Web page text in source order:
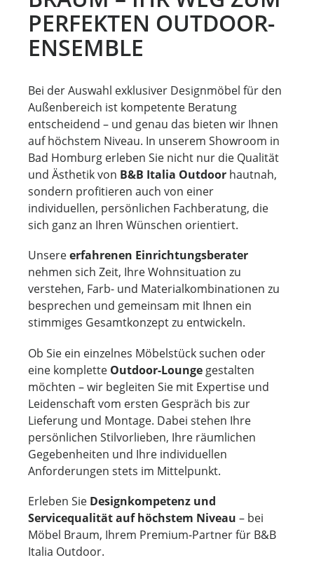
PERFEKTEN OUTDOOR-
ENSEMBLE
Bei der Auswahl exklusiver Designmöbel für den
Außenbereich ist kompetente Beratung
entscheidend – und genau das bieten wir Ihnen
auf höchstem Niveau. In unserem Showroom in
Bad Homburg erleben Sie nicht nur die Qualität
und Ästhetik von B&B Italia Outdoor hautnah,
sondern profitieren auch von einer
individuellen, persönlichen Fachberatung, die
sich ganz an Ihren Wünschen orientiert.
Unsereerfahrenen Einrichtungsberater
nehmen sich Zeit, Ihre Wohnsituation zu
verstehen, Farb- und Materialkombinationen zu
besprechen und gemeinsam mit Ihnen ein
stimmiges Gesamtkonzept zu entwickeln.
Ob Sie ein einzelnes Möbelstück suchen oder
eine komplette Outdoor-Lounge gestalten
möchten – wir begleiten Sie mit Expertise und
Leidenschaft vom ersten Gespräch bis zur
Lieferung und Montage. Dabei stehen Ihre
persönlichen Stilvorlieben, Ihre räumlichen
Gegebenheiten und Ihre individuellen
Anforderungen stets im Mittelpunkt.
Erleben Sie Designkompetenz und
Servicequalität auf höchstem Niveau – bei
Möbel Braum, Ihrem Premium-Partner für B&B
Italia Outdoor.